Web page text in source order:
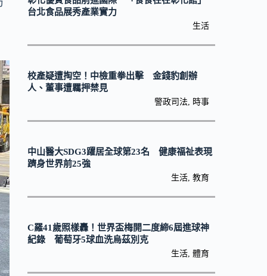
台北食品展秀產業實力
生活
校產疑遭掏空！中檢重拳出擊 金錢豹創辦
人、董事遭羈押禁見
警政司法, 時事
中山醫大SDG3躍居全球第23名 健康福祉表現
躋身世界前25強
生活, 教育
C羅41歲照樣轟！世界盃梅開二度締6屆進球神
紀錄 葡萄牙5球血洗烏茲別克
生活, 體育